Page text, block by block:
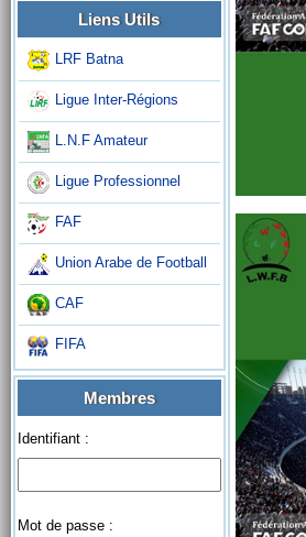
Liens Utils
LRF Batna
Ligue Inter-Régions
L.N.F Amateur
Ligue Professionnel
FAF
Union Arabe de Football
CAF
FIFA
Membres
Identifiant :
Mot de passe :